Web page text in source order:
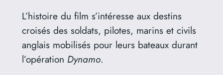
L’histoire du film s’intéresse aux destins
croisés des soldats, pilotes, marins et civils
anglais mobilisés pour leurs bateaux durant
l’opération Dynamo.